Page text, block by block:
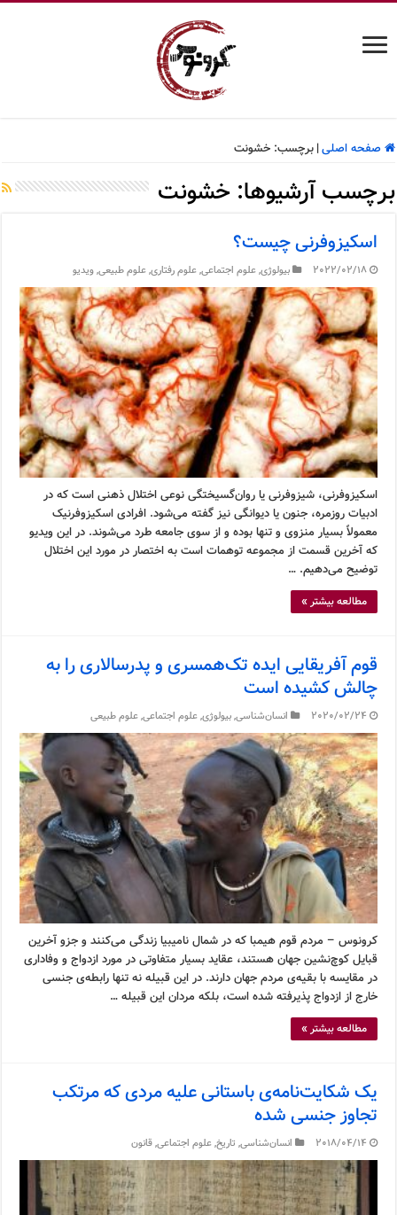
صفحه اصلی| برچسب:خشونت
برچسب آرشیوها:خشونت
اسکیزوفرنی چیست؟
2022/02/18 بیولوژی,علوم اجتماعی,علوم رفتاری,علوم طبیعی,ویدیو
اسکیزوفرنی، شیزوفرنی یا روان‌گسیختگی نوعی اختلال ذهنی است که در
ادبیات روزمره، جنون یا دیوانگی نیز گفته می‌شود. افرادی اسکیزوفرنیک
معمولاً بسیار منزوی و تنها بوده و از سوی جامعه طرد می‌شوند. در این ویدیو
که آخرین قسمت از مجموعه توهمات است به اختصار در مورد این اختلال
توضیح می‌دهیم. …
مطالعه بیشتر »
قوم آفریقایی ایده تک‌همسری و پدرسالاری را به
چالش کشیده است
2020/02/24 انسان‌شناسی,بیولوژی,علوم اجتماعی,علوم طبیعی
کرونوس – مردم قوم هیمبا که در شمال نامیبیا زندگی می‌کنند و جزو آخرین
قبایل کوچ‌نشین جهان هستند، عقاید بسیار متفاوتی در مورد ازدواج و وفاداری
در مقایسه با بقیه‌ی مردم جهان دارند. در این قبیله نه تنها رابطه‌ی جنسی
خارج از ازدواج پذیرفته شده است، بلکه مردان این قبیله …
مطالعه بیشتر »
یک شکایت‌نامه‌ی باستانی علیه مردی که مرتکب
تجاوز جنسی شده
2018/04/14 انسان‌شناسی, تاریخ,علوم اجتماعی,قانون